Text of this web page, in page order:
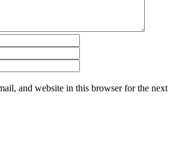
and website in this browser for the next